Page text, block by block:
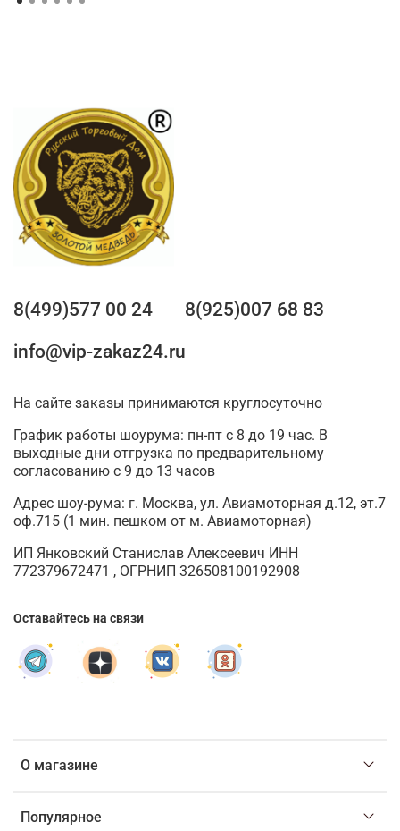
О магазине
Популярное
8(499)577 00 24
8(925)007 68 83
info@vip-zakaz24.ru
На сайте заказы принимаются круглосуточно
График работы шоурума: пн-пт с 8 до 19 час. В
выходные дни отгрузка по предварительному
согласованию с 9 до 13 часов
Адрес шоу-рума: г. Москва, ул. Авиамоторная д.12, эт.7
оф.715 (1 мин. пешком от м. Авиамоторная)
ИП Янковский Станислав Алексеевич ИНН
772379672471 , ОГРНИП 326508100192908
Оставайтесь на связи